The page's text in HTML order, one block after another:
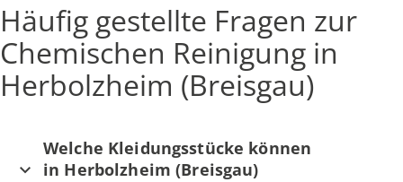
Häufig gestellte Fragen zur
Chemischen Reinigung in
Herbolzheim (Breisgau)
Welche Kleidungsstücke können
in Herbolzheim (Breisgau)